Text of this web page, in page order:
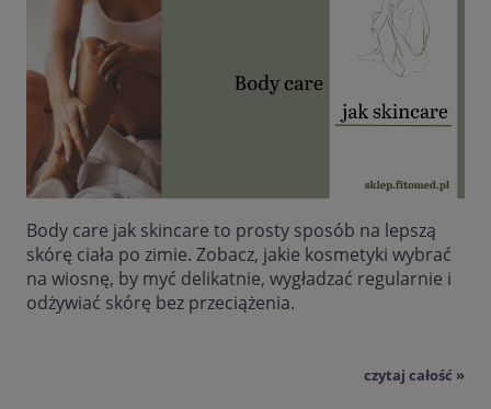
Body care jak skincare to prosty sposób na lepszą
skórę ciała po zimie. Zobacz, jakie kosmetyki wybrać
na wiosnę, by myć delikatnie, wygładzać regularnie i
odżywiać skórę bez przeciążenia.
czytaj całość »